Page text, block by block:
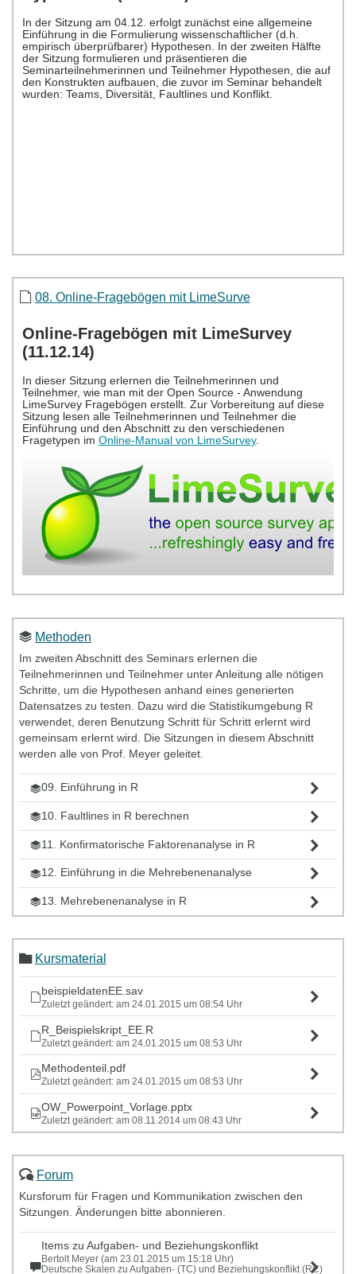
08. Online-Fragebögen mit LimeSurve
Methoden
Im zweiten Abschnitt des Seminars erlernen die
Teilnehmerinnen und Teilnehmer unter Anleitung alle nötigen
Schritte, um die Hypothesen anhand eines generierten
Datensatzes zu testen. Dazu wird die Statistikumgebung R
verwendet, deren Benutzung Schritt für Schritt erlernt wird
gemeinsam erlernt wird. Die Sitzungen in diesem Abschnitt
werden alle von Prof. Meyer geleitet.
09. Einführung in R
10. Faultlines in R berechnen
11. Konfirmatorische Faktorenanalyse in R
12. Einführung in die Mehrebenenanalyse
13. Mehrebenenanalyse in R
Kursmaterial
beispieldatenEE.sav
Zuletzt geändert: am 24.01.2015 um 08:54 Uhr
R_Beispielskript_EE.R
Zuletzt geändert: am 24.01.2015 um 08:53 Uhr
Methodenteil.pdf
Zuletzt geändert: am 24.01.2015 um 08:53 Uhr
OW_Powerpoint_Vorlage.pptx
Zuletzt geändert: am 08.11.2014 um 08:43 Uhr
Forum
Kursforum für Fragen und Kommunikation zwischen den
Sitzungen. Änderungen bitte abonnieren.
Items zu Aufgaben- und Beziehungskonflikt
Bertolt Meyer (am 23.01.2015 um 15:18 Uhr)
Deutsche Skalen zu Aufgaben- (TC) und Beziehungskonflikt (RC)